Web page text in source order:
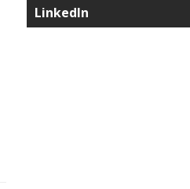
LinkedIn